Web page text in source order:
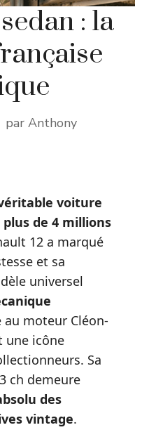
: la
par Anthony
voiture
de 4 millions
12 a marqué
et sa
universel
au moteur Cléon-
une icône
Sa
ch demeure
des
vintage.